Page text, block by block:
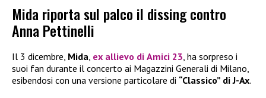
Mida riporta sul palco il dissing contro
Anna Pettinelli
Il 3 dicembre, Mida, ex allievo di Amici 23, ha sorpreso i
suoi fan durante il concerto ai Magazzini Generali di Milano,
esibendosi con una versione particolare di “Classico” di J-Ax.